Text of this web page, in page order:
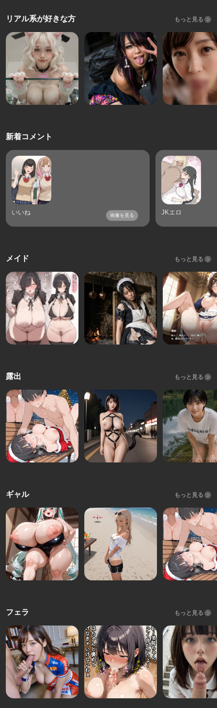
リアル系が好きな方 もっと見る
新着コメント
いいね 画像を見る JKエロ
メイド もっと見る
露出 もっと見る
ギャル もっと見る
フェラ もっと見る